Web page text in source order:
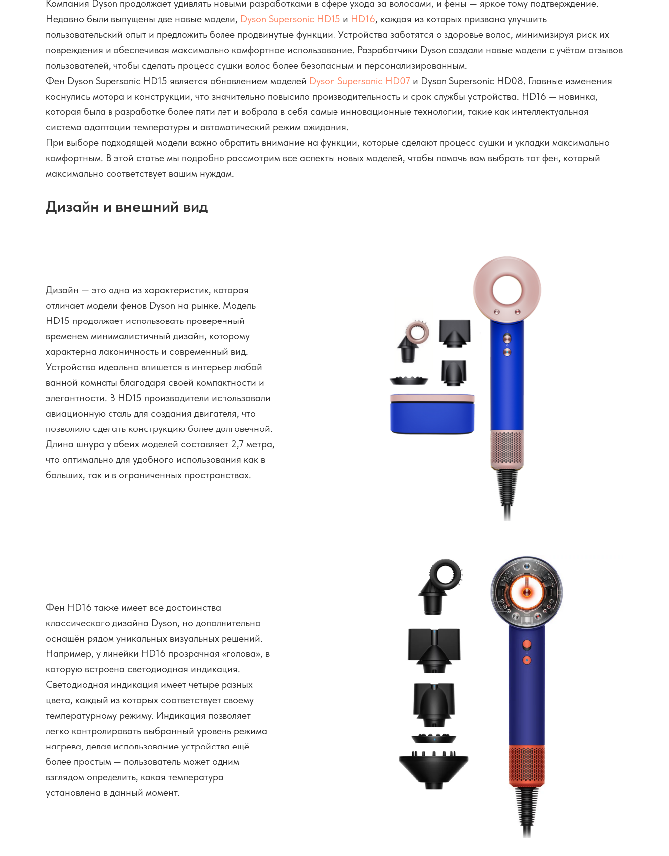
Компания Dyson продолжает удивлять новыми разработками в сфере ухода за волосами, и фены — яркое тому подтверждение.
Недавно были выпущены две новые модели, Dyson Supersonic HD15 и HD16, каждая из которых призвана улучшить
пользовательский опыт и предложить более продвинутые функции. Устройства заботятся о здоровье волос, минимизируя риск их
повреждения и обеспечивая максимально комфортное использование. Разработчики Dyson создали новые модели с учётом отзывов
пользователей, чтобы сделать процесс сушки волос более безопасным и персонализированным.
Фен Dyson Supersonic HD15 является обновлением моделей Dyson Supersonic HD07 и Dyson Supersonic HD08. Главные изменения
коснулись мотора и конструкции, что значительно повысило производительность и срок службы устройства. HD16 — новинка,
которая была в разработке более пяти лет и вобрала в себя самые инновационные технологии, такие как интеллектуальная
система адаптации температуры и автоматический режим ожидания.
При выборе подходящей модели важно обратить внимание на функции, которые сделают процесс сушки и укладки максимально
комфортным. В этой статье мы подробно рассмотрим все аспекты новых моделей, чтобы помочь вам выбрать тот фен, который
максимально соответствует вашим нуждам.
Дизайн и внешний вид
Дизайн — это одна из характеристик, которая
отличает модели фенов Dyson на рынке. Модель
HD15 продолжает использовать проверенный
временем минималистичный дизайн, которому
характерна лаконичность и современный вид.
Устройство идеально впишется в интерьер любой
ванной комнаты благодаря своей компактности и
элегантности. В HD15 производители использовали
авиационную сталь для создания двигателя, что
позволило сделать конструкцию более долговечной.
Длина шнура у обеих моделей составляет 2,7 метра,
что оптимально для удобного использования как в
больших, так и в ограниченных пространствах.
Фен HD16 также имеет все достоинства
классического дизайна Dyson, но дополнительно
оснащён рядом уникальных визуальных решений.
Например, у линейки HD16 прозрачная «голова», в
которую встроена светодиодная индикация.
Светодиодная индикация имеет четыре разных
цвета, каждый из которых соответствует своему
температурному режиму. Индикация позволяет
легко контролировать выбранный уровень режима
нагрева, делая использование устройства ещё
более простым — пользователь может одним
взглядом определить, какая температура
установлена в данный момент.